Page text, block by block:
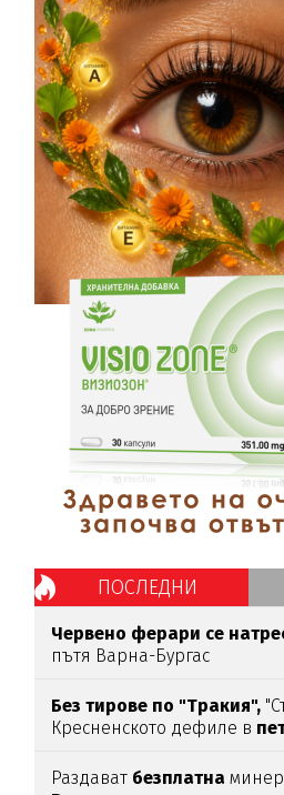
ПОСЛЕДНИ
Червено ферари се
пътя Варна-Бургас
Без тирове по "Тракия",
Кресненското дефиле в
Раздават безплатна